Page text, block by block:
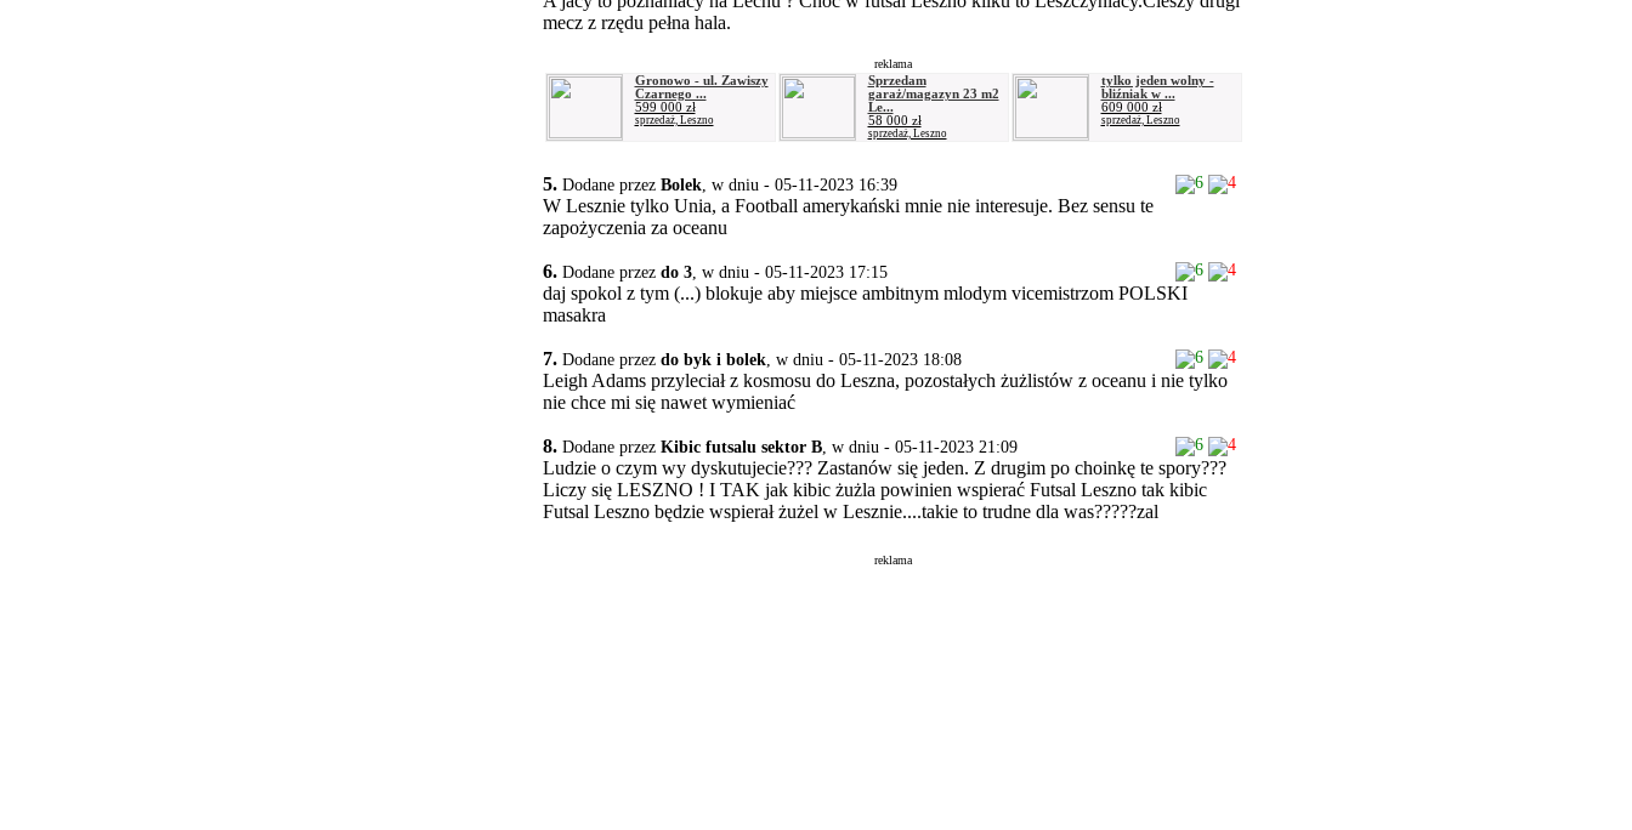
mecz z rzędu pełna hala.
reklama
Gronowo - ul. Zawiszy
Czarnego ...
599 000 zł
sprzedaż, Leszno
Sprzedam
garaż/magazyn 23 m2
Le...
58 000 zł
sprzedaż, Leszno
tylko jeden wolny -
bliźniak w ...
609 000 zł
sprzedaż, Leszno
5. Dodane przez Bolek, w dniu - 05-11-2023 16:39 6 4
W Lesznie tylko Unia, a Football amerykański mnie nie interesuje. Bez sensu te
zapożyczenia za oceanu
6. Dodane przez do 3, w dniu - 05-11-2023 17:15 6 4
daj spokol z tym (...) blokuje aby miejsce ambitnym mlodym vicemistrzom POLSKI
masakra
7. Dodane przez do byk i bolek, w dniu - 05-11-2023 18:08 6 4
Leigh Adams przyleciał z kosmosu do Leszna, pozostałych żużlistów z oceanu i nie tylko
nie chce mi się nawet wymieniać
8. Dodane przez Kibic futsalu sektor B, w dniu - 05-11-2023 21:09 6 4
Ludzie o czym wy dyskutujecie??? Zastanów się jeden. Z drugim po choinkę te spory???
Liczy się LESZNO ! I TAK jak kibic żużla powinien wspierać Futsal Leszno tak kibic
Futsal Leszno będzie wspierał żużel w Lesznie....takie to trudne dla was?????zal
reklama